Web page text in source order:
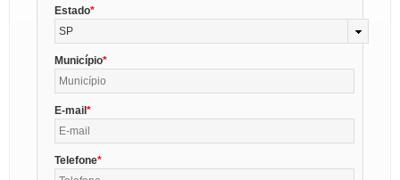
Estado
SP
Município
E-mail
Telefone